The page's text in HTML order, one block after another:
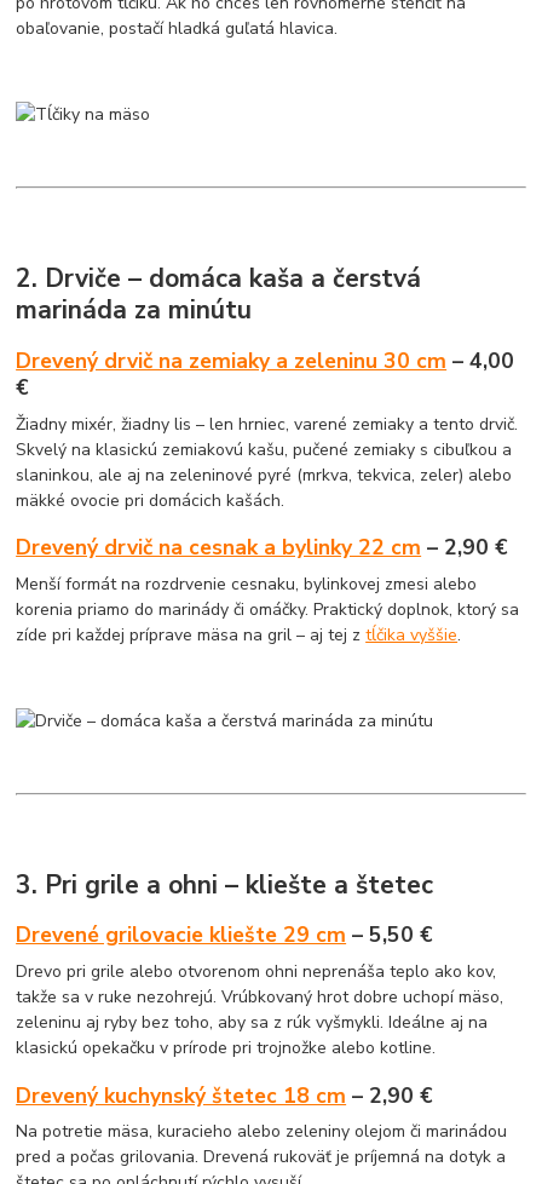
obaľovanie, postačí hladká guľatá hlavica.
2. Drviče – domáca kaša a čerstvá
marináda za minútu
Drevený drvič na zemiaky a zeleninu 30 cm – 4,00
€
Žiadny mixér, žiadny lis – len hrniec, varené zemiaky a tento drvič.
Skvelý na klasickú zemiakovú kašu, pučené zemiaky s cibuľkou a
slaninkou, ale aj na zeleninové pyré (mrkva, tekvica, zeler) alebo
mäkké ovocie pri domácich kašách.
Drevený drvič na cesnak a bylinky 22 cm – 2,90 €
Menší formát na rozdrvenie cesnaku, bylinkovej zmesi alebo
korenia priamo do marinády či omáčky. Praktický doplnok, ktorý sa
zíde pri každej príprave mäsa na gril – aj tej ztĺčika vyššie.
3. Pri grile a ohni – kliešte a štetec
Drevené grilovacie kliešte 29 cm – 5,50 €
Drevo pri grile alebo otvorenom ohni neprenáša teplo ako kov,
takže sa v ruke nezohrejú. Vrúbkovaný hrot dobre uchopí mäso,
zeleninu aj ryby bez toho, aby sa z rúk vyšmykli. Ideálne aj na
klasickú opekačku v prírode pri trojnožke alebo kotline.
Drevený kuchynský štetec 18 cm – 2,90 €
Na potretie mäsa, kuracieho alebo zeleniny olejom či marinádou
pred a počas grilovania. Drevená rukoväť je príjemná na dotyk a